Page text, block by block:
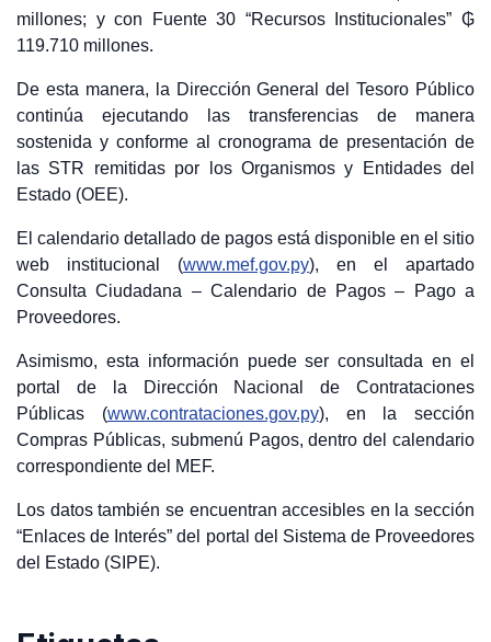
millones; y con Fuente 30 “Recursos Institucionales” ₲
119.710 millones.
De esta manera, la Dirección General del Tesoro Público
continúa ejecutando las transferencias de manera
sostenida y conforme al cronograma de presentación de
las STR remitidas por los Organismos y Entidades del
Estado (OEE).
El calendario detallado de pagos está disponible en el sitio
web institucional (www.mef.gov.py), en el apartado
Consulta Ciudadana – Calendario de Pagos – Pago a
Proveedores.
Asimismo, esta información puede ser consultada en el
portal de la Dirección Nacional de Contrataciones
Públicas (www.contrataciones.gov.py), en la sección
Compras Públicas, submenú Pagos, dentro del calendario
correspondiente del MEF.
Los datos también se encuentran accesibles en la sección
“Enlaces de Interés” del portal del Sistema de Proveedores
del Estado (SIPE).